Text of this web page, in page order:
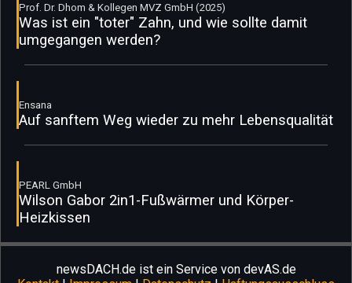
Prof. Dr. Dhom & Kollegen MVZ GmbH (2025)
Was ist ein "toter" Zahn, und wie sollte damit
umgegangen werden?
Ensana
Auf sanftem Weg wieder zu mehr Lebensqualität
PEARL GmbH
Wilson Gabor 2in1-Fußwärmer und Körper-
Heizkissen
newsDACH.de ist ein Service von devAS.de